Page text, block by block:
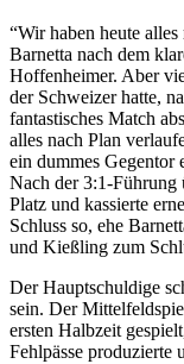
“Wir haben heute
Barnetta nach dem
Hoffenheimer. Aber
der Schweizer hatte,
fantastisches Match
alles nach Plan
ein dummes Gegentor
Nach der 3:1-Führung
Platz und kassierte
Schluss so, ehe
und Kießling zum
Der Hauptschuldige
sein. Der
ersten Halbzeit
Fehlpässe produzierte